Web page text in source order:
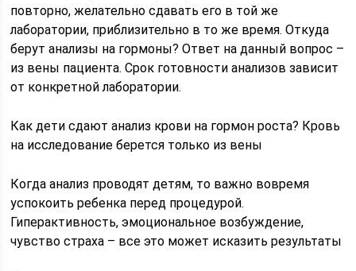
повторно, желательно сдавать его в той же
лаборатории, приблизительно в то же время. Откуда
берут анализы на гормоны? Ответ на данный вопрос –
из вены пациента. Срок готовности анализов зависит
от конкретной лаборатории.
Как дети сдают анализ крови на гормон роста? Кровь
на исследование берется только из вены
Когда анализ проводят детям, то важно вовремя
успокоить ребенка перед процедурой.
Гиперактивность, эмоциональное возбуждение,
чувство страха – все это может исказить результаты